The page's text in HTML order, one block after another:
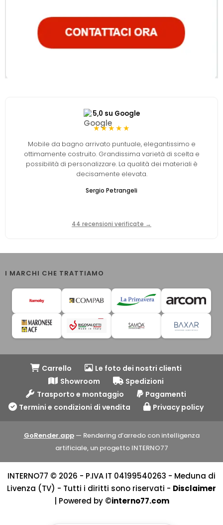
5,0 su Google
★★★★★
Mobile da bagno arrivato puntuale, elegantissimo e
ottimamente costruito. Grandissima varietà di scelta e
possibilità di personalizzare. La qualità dei materiali è
decisamente elevata.
Sergio Petrangeli
44 recensioni verificate →
I MARCHI CHE TRATTIAMO
Carrello
Le foto dei nostri clienti
Showroom
Spedizioni
Trasporto e montaggio
Pagamenti
Termini e condizioni di vendita
Privacy policy
GoRender.app— Rendering d’arredo con intelligenza
artificiale, un progetto INTERNO77
INTERNO77 © 2026 - P.IVA IT 04199540263 - Meduna di
Livenza (TV) - Tutti i diritti sono riservati - Disclaimer
| Powered by ©interno77.com